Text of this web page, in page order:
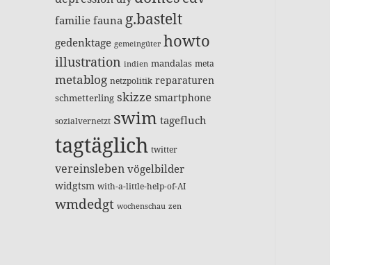
familie fauna g.bastelt
gedenktage gemeingüter howto
illustration indien mandalas meta
metablog netzpolitik reparaturen
schmetterling skizze smartphone
sozialvernetzt swim tagefluch
tagtäglich twitter
vereinsleben vögelbilder
widgtsm with-a-little-help-of-AI
wmdedgt wochenschau zen